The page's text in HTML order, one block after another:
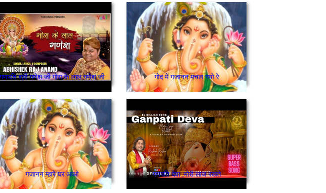
गणपति श्री गणेश जी गोरा के लाल गणेश जी गोद में गजानन मचल गयो रे
गजानन म्हारे घर आओ गणपति देवा ,मोरी लाज रखते